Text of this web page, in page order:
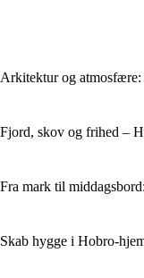
Arkitektur og
Fjord, skov og frihed –
Fra mark til
Skab hygge i Hobro-